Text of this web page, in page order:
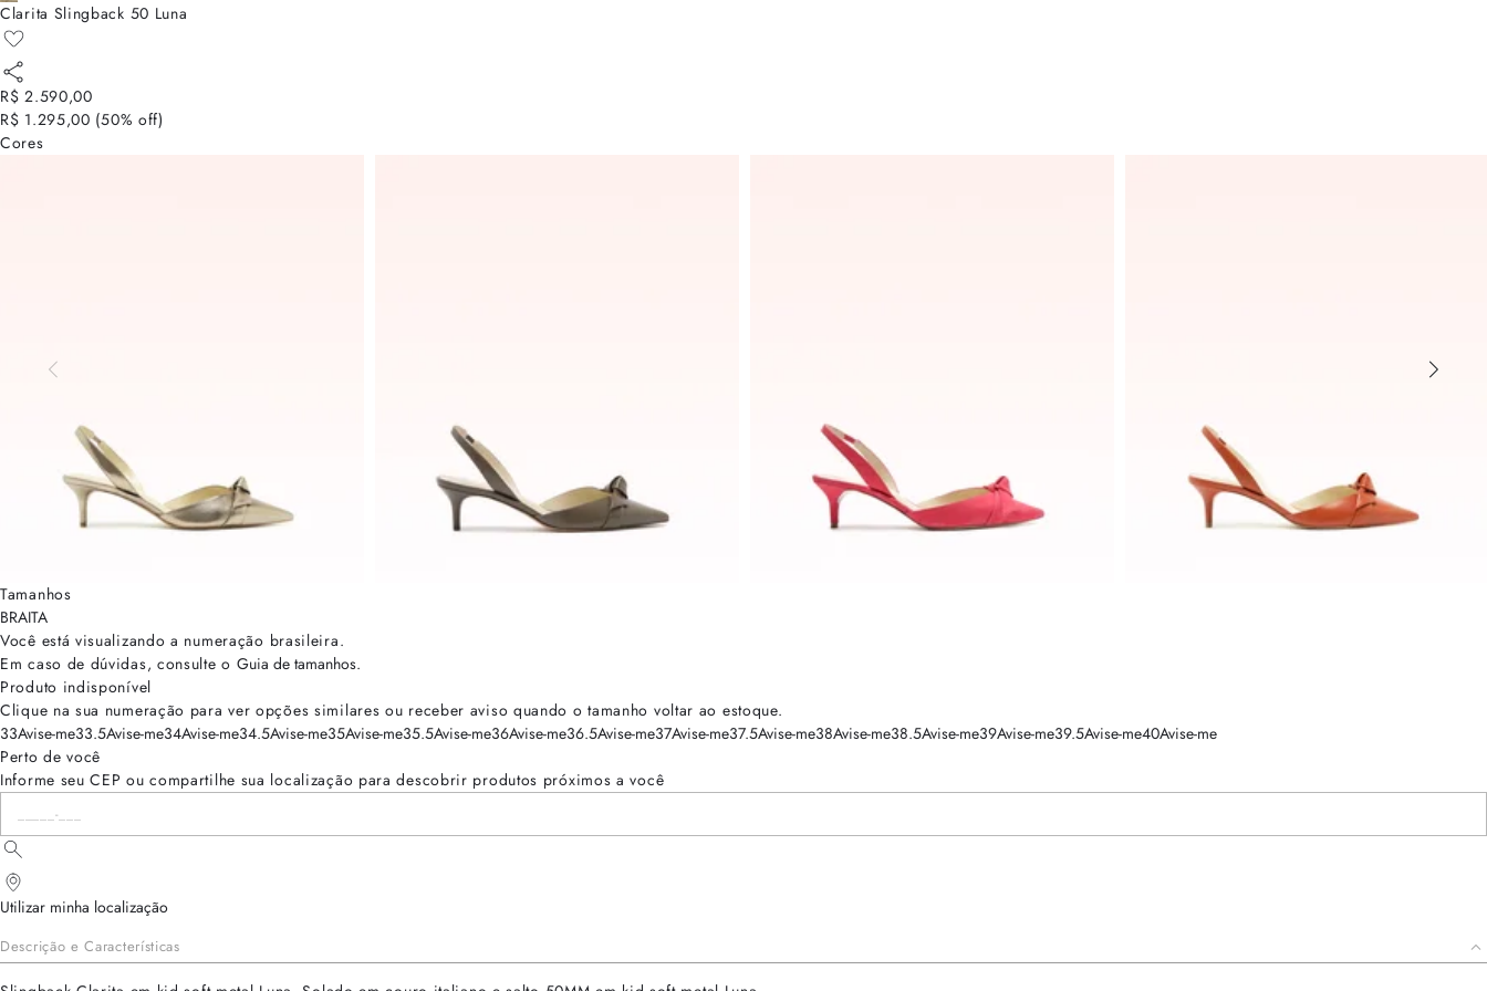
Clarita Slingback 50 Luna
R$ 2.590,00
R$ 1.295,00 (50% off)
Cores
Tamanhos
BRAITA
Você está visualizando a numeração brasileira.
Em caso de dúvidas, consulte o Guia de tamanhos.
Produto indisponível
Clique na sua numeração para ver opções similares ou receber aviso quando o tamanho voltar ao estoque.
33Avise-me33.5Avise-me34Avise-me34.5Avise-me35Avise-me35.5Avise-me36Avise-me36.5Avise-me37Avise-me37.5Avise-me38Avise-me38.5Avise-me39Avise-me39.5Avise-me40Avise-me
Perto de você
Informe seu CEP ou compartilhe sua localização para descobrir produtos próximos a você
Utilizar minha localização
Descrição e Características